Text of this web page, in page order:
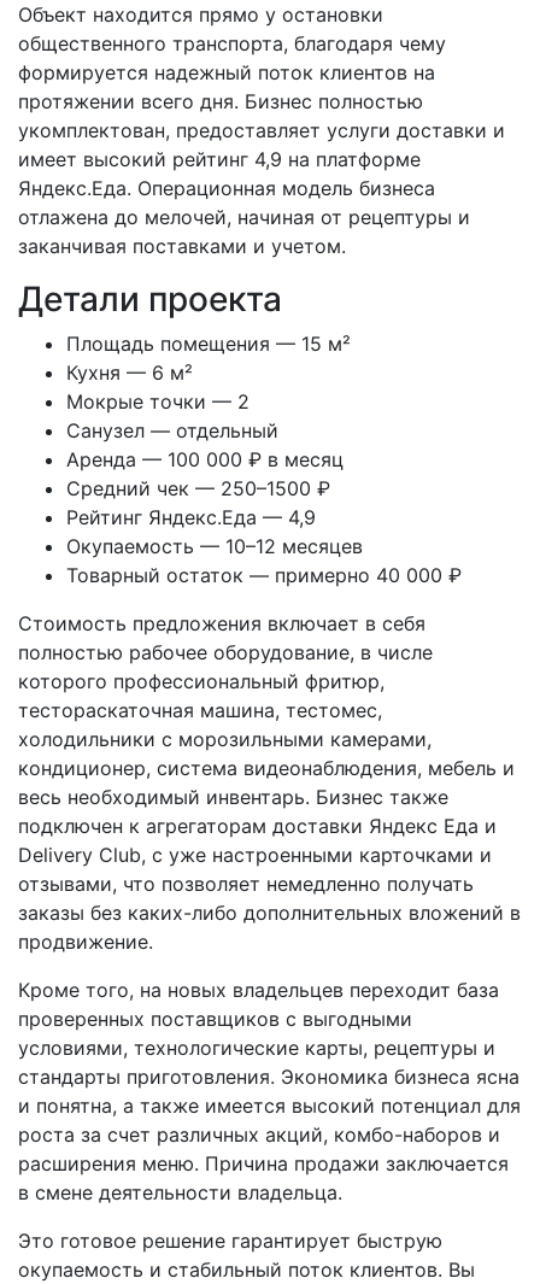
Объект находится прямо у остановки
общественного транспорта, благодаря чему
формируется надежный поток клиентов на
протяжении всего дня. Бизнес полностью
укомплектован, предоставляет услуги доставки и
имеет высокий рейтинг 4,9 на платформе
Яндекс.Еда. Операционная модель бизнеса
отлажена до мелочей, начиная от рецептуры и
заканчивая поставками и учетом.
Детали проекта
Площадь помещения — 15 м²
Кухня — 6 м²
Мокрые точки — 2
Санузел — отдельный
Аренда — 100 000 ₽ в месяц
Средний чек — 250–1500 ₽
Рейтинг Яндекс.Еда — 4,9
Окупаемость — 10–12 месяцев
Товарный остаток — примерно 40 000 ₽
Стоимость предложения включает в себя
полностью рабочее оборудование, в числе
которого профессиональный фритюр,
тестораскаточная машина, тестомес,
холодильники с морозильными камерами,
кондиционер, система видеонаблюдения, мебель и
весь необходимый инвентарь. Бизнес также
подключен к агрегаторам доставки Яндекс Еда и
Delivery Club, с уже настроенными карточками и
отзывами, что позволяет немедленно получать
заказы без каких-либо дополнительных вложений в
продвижение.
Кроме того, на новых владельцев переходит база
проверенных поставщиков с выгодными
условиями, технологические карты, рецептуры и
стандарты приготовления. Экономика бизнеса ясна
и понятна, а также имеется высокий потенциал для
роста за счет различных акций, комбо-наборов и
расширения меню. Причина продажи заключается
в смене деятельности владельца.
Это готовое решение гарантирует быструю
окупаемость и стабильный поток клиентов. Вы